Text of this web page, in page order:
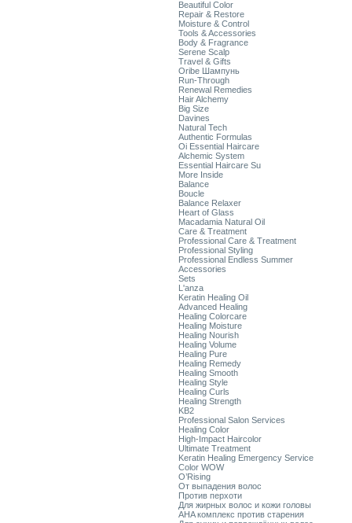
Beautiful Color
Repair & Restore
Moisture & Control
Tools & Accessories
Body & Fragrance
Serene Scalp
Travel & Gifts
Oribe Шампунь
Run-Through
Renewal Remedies
Hair Alchemy
Big Size
Davines
Natural Tech
Authentic Formulas
Oi Essential Haircare
Alchemic System
Essential Haircare Su
More Inside
Balance
Boucle
Balance Relaxer
Heart of Glass
Macadamia Natural Oil
Care & Treatment
Professional Care & Treatment
Professional Styling
Professional Endless Summer
Accessories
Sets
L'anza
Keratin Healing Oil
Advanced Healing
Healing Colorcare
Healing Moisture
Healing Nourish
Healing Volume
Healing Pure
Healing Remedy
Healing Smooth
Healing Style
Healing Curls
Healing Strength
KB2
Professional Salon Services
Healing Color
High-Impact Haircolor
Ultimate Treatment
Keratin Healing Emergency Service
Color WOW
O’Rising
От выпадения волос
Против перхоти
Для жирных волос и кожи головы
AHA комплекс против старения